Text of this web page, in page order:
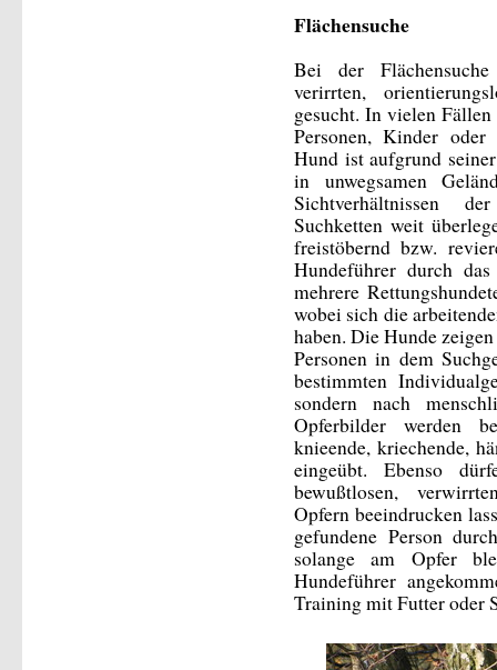
Flächensuche
Bei der
verirrten,
gesucht. In vielen
Personen, Kinder
Hund ist aufgrund
in unwegsamen
Sichtverhältnissen
Suchketten weit
freistöbernd bzw.
Hundeführer durch
mehrere
wobei sich die
haben. Die Hunde
Personen in dem
bestimmten
sondern nach
Opferbilder werden
knieende, kriechende,
eingeübt. Ebenso
bewußtlosen,
Opfern beeindrucken
gefundene Person
solange am Opfer
Hundeführer
Training mit Futter oder